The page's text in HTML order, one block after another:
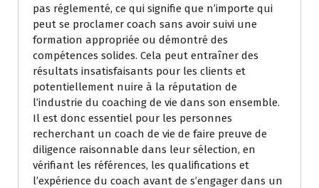
pas réglementé, ce qui signifie que n’importe qui
peut se proclamer coach sans avoir suivi une
formation appropriée ou démontré des
compétences solides. Cela peut entraîner des
résultats insatisfaisants pour les clients et
potentiellement nuire à la réputation de
l’industrie du coaching de vie dans son ensemble.
Il est donc essentiel pour les personnes
recherchant un coach de vie de faire preuve de
diligence raisonnable dans leur sélection, en
vérifiant les références, les qualifications et
l’expérience du coach avant de s’engager dans un